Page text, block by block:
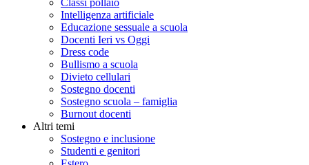
Classi pollaio
Intelligenza artificiale
Educazione sessuale a scuola
Docenti Ieri vs Oggi
Dress code
Bullismo a scuola
Divieto cellulari
Sostegno docenti
Sostegno scuola – famiglia
Burnout docenti
Altri temi
Sostegno e inclusione
Studenti e genitori